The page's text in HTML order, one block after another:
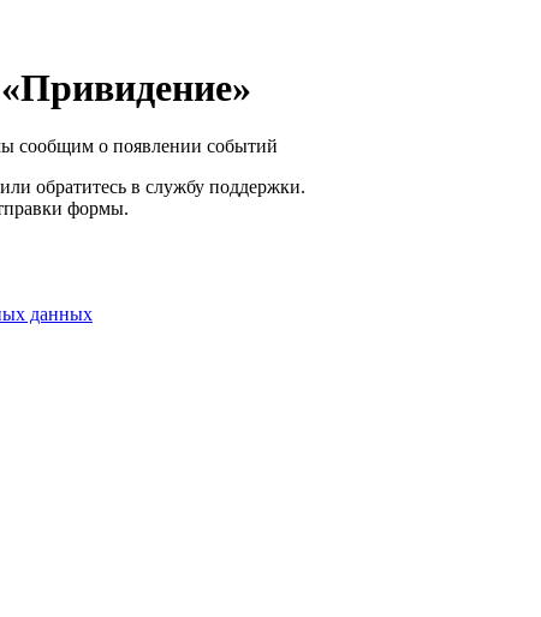
сообщим о появлении событий
обратитесь в службу поддержки.
формы.
данных